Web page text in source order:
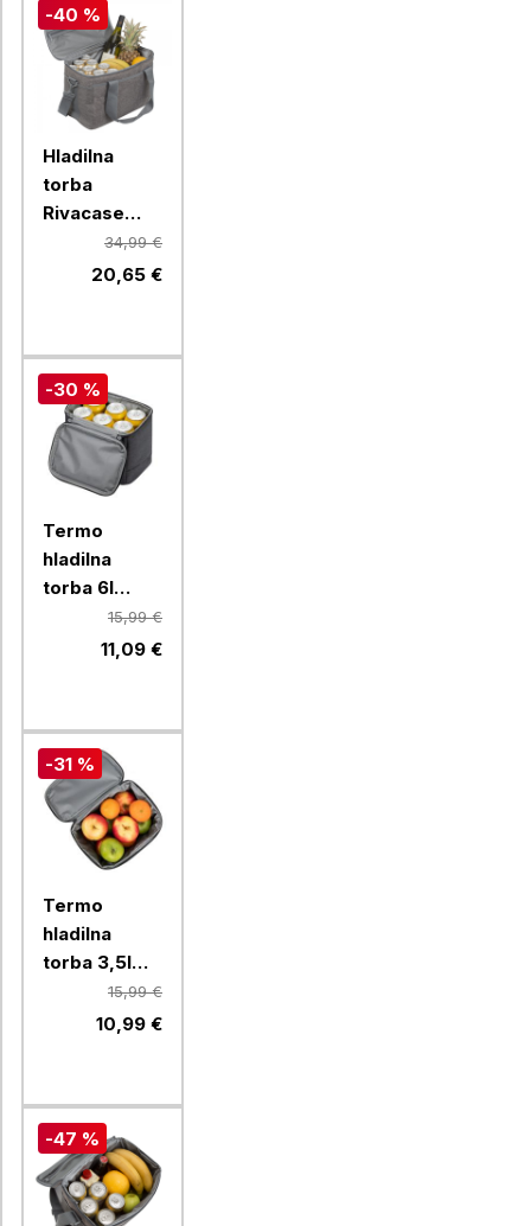
-40 %
Hladilna
torba
Rivacase
5726, 23 l za
24 pločevink
34,99 €
20,65 €
-30 %
Termo
hladilna
torba 6l
Resto FELIS
15,99 €
11,09 €
-31 %
Termo
hladilna
torba 3,5l
Resto Felis
15,99 €
10,99 €
-47 %